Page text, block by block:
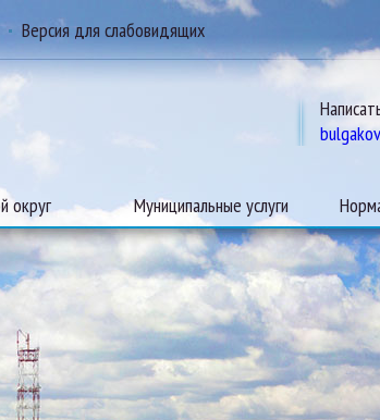
Версия для слабовидящих
округ Муниципальные услуги